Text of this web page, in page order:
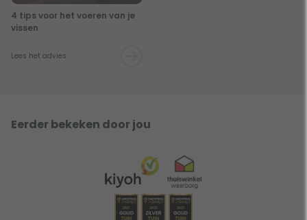
4 tips voor het voeren van je
vissen
Lees het advies
Eerder bekeken door jou